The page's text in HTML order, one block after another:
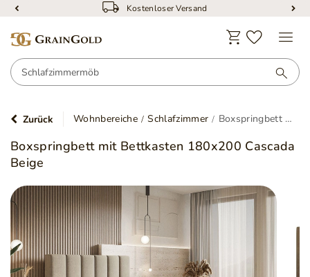
Kostenloser Versand
Zurück Wohnbereiche Schlafzimmer Boxspringbett mit Bettkasten 180x200 Cascada Beige
Boxspringbett mit Bettkasten 180x200 Cascada
Beige